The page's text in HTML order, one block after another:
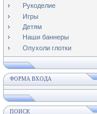
Рукоделие
Игры
Детям
Наши баннеры
Опухоли глотки
ФОРМА ВХОДА
ПОИСК